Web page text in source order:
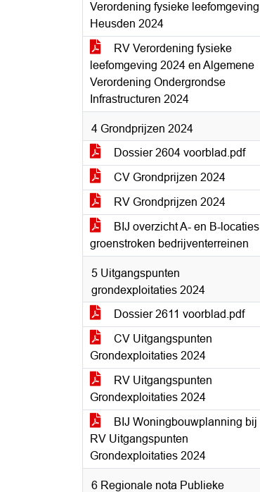
Verordening fysieke leefomgeving
Heusden 2024
RV Verordening fysieke
leefomgeving 2024 en Algemene
Verordening Ondergrondse
Infrastructuren 2024
4 Grondprijzen 2024
Dossier 2604 voorblad.pdf
CV Grondprijzen 2024
RV Grondprijzen 2024
BIJ overzicht A- en B-locaties
groenstroken bedrijventerreinen
5 Uitgangspunten
grondexploitaties 2024
Dossier 2611 voorblad.pdf
CV Uitgangspunten
Grondexploitaties 2024
RV Uitgangspunten
Grondexploitaties 2024
BIJ Woningbouwplanning bij
RV Uitgangspunten
Grondexploitaties 2024
6 Regionale nota Publieke